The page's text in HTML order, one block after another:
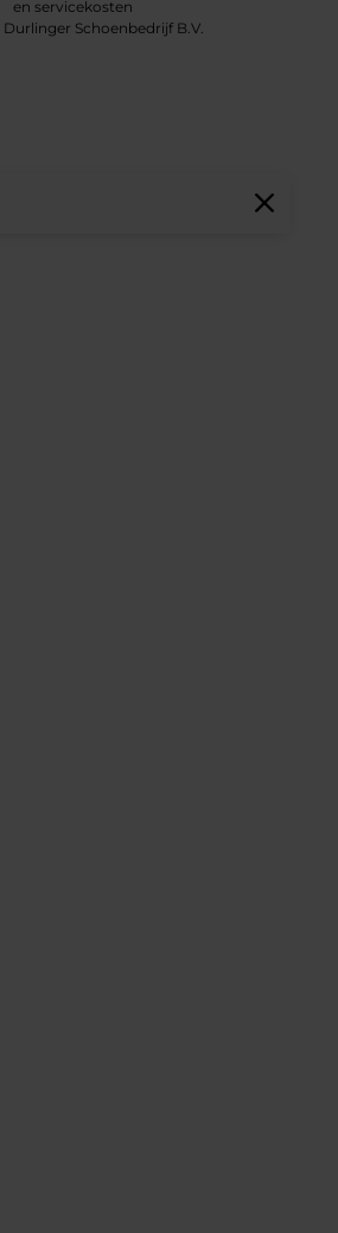
en servicekosten
Durlinger Schoenbedrijf B.V.